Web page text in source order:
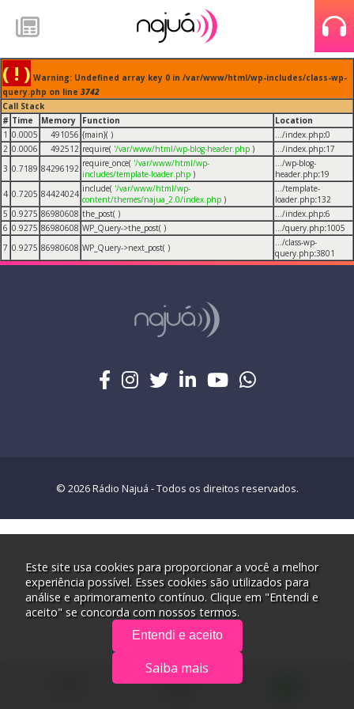
( ! ) Warning: Undefined array key 0 in /var/www/html/wp-includes/class-wp-
query.php on line 3742
Call Stack
# Time Memory Function
Location
1 0.0005 491056 {main}( ) .../index.php:0
2 0.0006 492512 require( '/var/www/html/wp-blog-header.php ) .../index.php:17
3 0.7189 84296192 require_once( '/var/www/html/wp-
includes/template-loader.php )
.../wp-blog-
header.php:19
4 0.7205 84424024 include( '/var/www/html/wp-
content/themes/najua_2.0/index.php )
.../template-
loader.php:132
5 0.9275 86980608 the_post( ) .../index.php:6
6 0.9275 86980608 WP_Query->the_post( ) .../query.php:1005
7 0.9275 86980608 WP_Query->next_post( )
.../class-wp-
query.php:3801
© 2026 Rádio Najuá - Todos os direitos reservados.
Este site usa cookies para proporcionar a você a melhor
experiência possível. Esses cookies são utilizados para
análise e aprimoramento contínuo. Clique em "Entendi e
aceito" se concorda com nossos termos.
Entendi e aceito
Saiba mais